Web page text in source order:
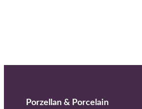
Porzellan & Porcelain